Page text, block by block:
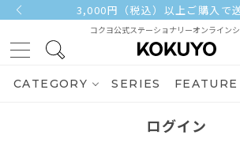
3,000円（税込）以上ご購入で
コクヨ公式ステーショナリーオンライン
CATEGORY SERIES FEATURE
ログイン